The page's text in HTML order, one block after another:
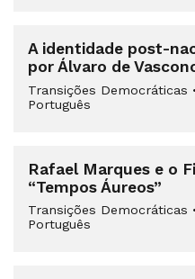
A identidade post-
por Álvaro de
Transições Democráticas
Português
Rafael Marques e o
“Tempos Áureos”
Transições Democráticas
Português